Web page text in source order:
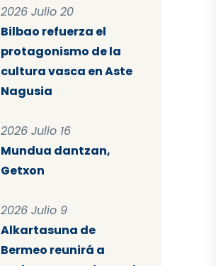
2026 Julio 20
Bilbao refuerza el
protagonismo de la
cultura vasca en Aste
Nagusia
2026 Julio 16
Mundua dantzan,
Getxon
2026 Julio 9
Alkartasuna de
Bermeo reunirá a